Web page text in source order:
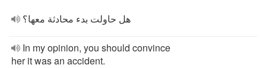
هل حاولت بدء محادثة معها؟
In my opinion, you should convince
her it was an accident.